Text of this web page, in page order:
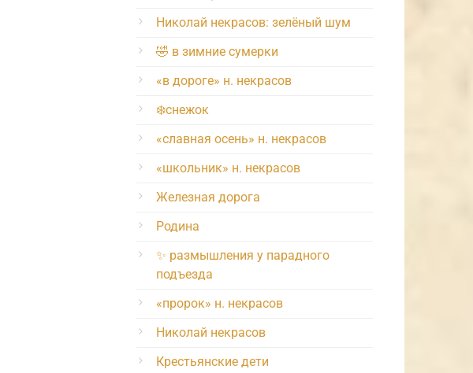
Николай некрасов: зелёный шум
🤣 в зимние сумерки
«в дороге» н. некрасов
❄️снежок
«славная осень» н. некрасов
«школьник» н. некрасов
Железная дорога
Родина
✨ размышления у парадного
подъезда
«пророк» н. некрасов
Николай некрасов
Крестьянские дети